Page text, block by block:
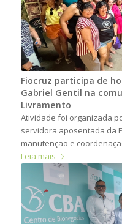
Fiocruz participa de
Gabriel Gentil na
Livramento
Atividade foi organizada
servidora aposentada da
manutenção e
Leia mais